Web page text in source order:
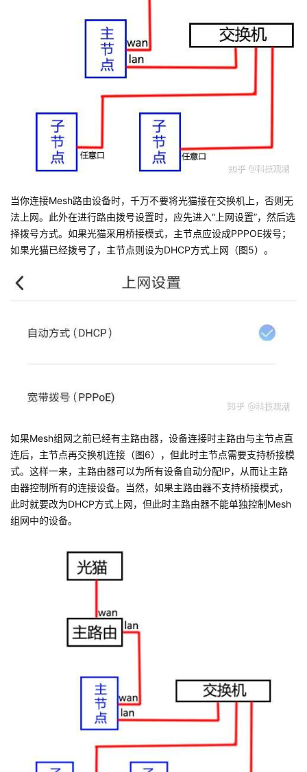
当你连接Mesh路由设备时，千万不要将光猫接在交换机上，否则无
法上网。此外在进行路由拨号设置时，应先进入“上网设置”，然后选
择拨号方式。如果光猫采用桥接模式，主节点应设成PPPOE拨号；
如果光猫已经拨号了，主节点则设为DHCP方式上网（图5）。
如果Mesh组网之前已经有主路由器，设备连接时主路由与主节点直
连后，主节点再交换机连接（图6），但此时主节点需要支持桥接模
式。这样一来，主路由器可以为所有设备自动分配IP，从而让主路
由器控制所有的连接设备。当然，如果主路由器不支持桥接模式，
此时就要改为DHCP方式上网，但此时主路由器不能单独控制Mesh
组网中的设备。